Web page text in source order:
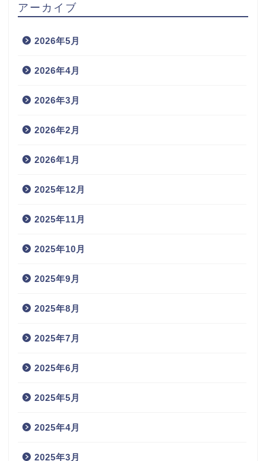
アーカイブ
2026年5月
2026年4月
2026年3月
2026年2月
2026年1月
2025年12月
2025年11月
2025年10月
2025年9月
2025年8月
2025年7月
2025年6月
2025年5月
2025年4月
2025年3月